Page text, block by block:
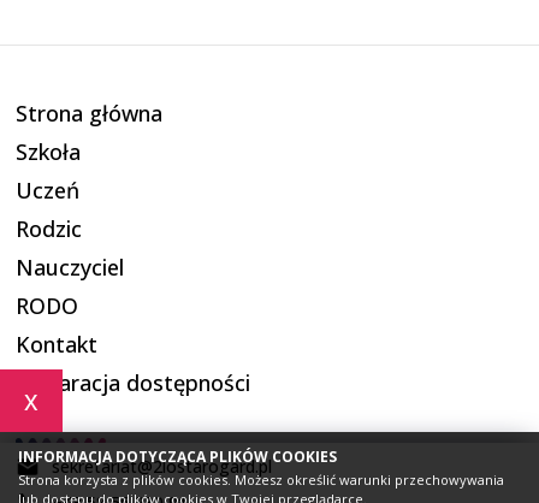
x
INFORMACJA DOTYCZĄCA PLIKÓW COOKIES
Strona korzysta z plików cookies. Możesz określić warunki przechowywania
lub dostępu do plików cookies w Twojej przeglądarce.
sekretariat@2lostarogard.pl
Strona główna
Szkoła
Uczeń
Rodzic
Nauczyciel
RODO
Kontakt
Deklaracja dostępności